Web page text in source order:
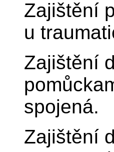
Zajištění
u
Zajištění
spojená.
Zajištění